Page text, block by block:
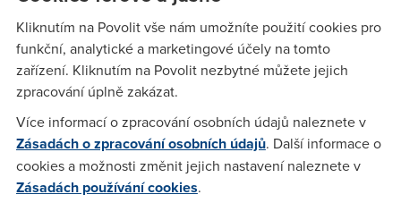
připojuje ke kompatibilnímu iPaqu pomocí interface compact
flash. Nejedná se ale o levnou záležitost, i když ceny
v poslední době výrazně poklesly, stále se pohybují kolem 4
tisíc dolarů.
AirMagnet a WildPackets a je určen pro připojení k laptopu.
Jedná se o PCMCIA adaptér, a o software založené na
Windows, které identifikuje interference. Pro práci je vhodné
odpojit zabudovaný bezdrátový adaptér, neboť jeho blízkost
Kliknutím na Povolit vše nám umožníte použití cookies pro
funkční, analytické a marketingové účely na tomto
zařízení. Kliknutím na Povolit nezbytné můžete jejich
zpracování úplně zakázat.
Více informací o zpracování osobních údajů naleznete v
Zásadách o zpracování osobních údajů. Další informace o
cookies a možnosti změnit jejich nastavení naleznete v
Zásadách používání cookies.